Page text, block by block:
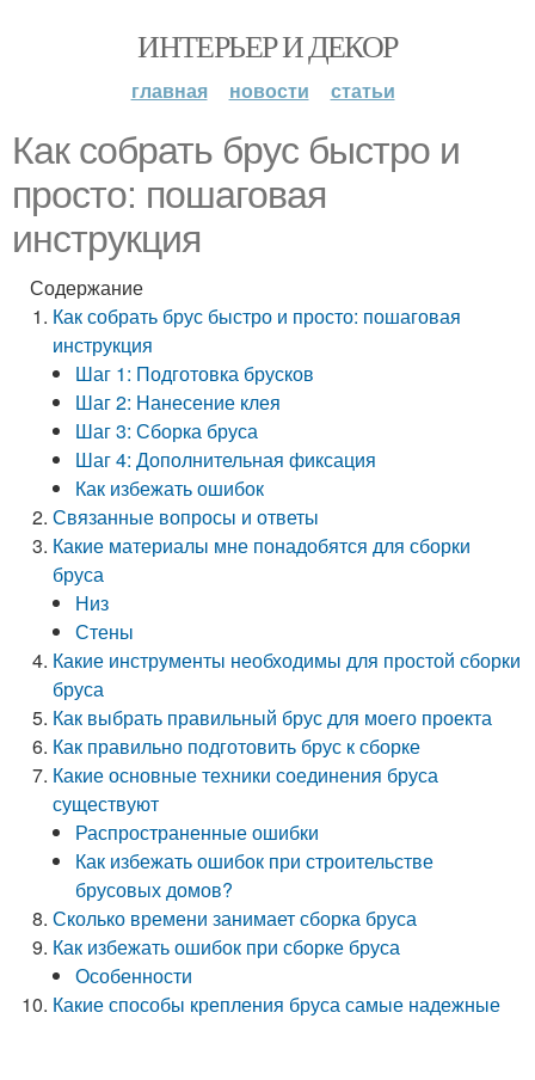
ИНТЕРЬЕР И ДЕКОР
главная новости статьи
Как собрать брус быстро и
просто: пошаговая
инструкция
Содержание
Как собрать брус быстро и просто: пошаговая
инструкция
Шаг 1: Подготовка брусков
Шаг 2: Нанесение клея
Шаг 3: Сборка бруса
Шаг 4: Дополнительная фиксация
Как избежать ошибок
Связанные вопросы и ответы
Какие материалы мне понадобятся для сборки
бруса
Низ
Стены
Какие инструменты необходимы для простой сборки
бруса
Как выбрать правильный брус для моего проекта
Как правильно подготовить брус к сборке
Какие основные техники соединения бруса
существуют
Распространенные ошибки
Как избежать ошибок при строительстве
брусовых домов?
Сколько времени занимает сборка бруса
Как избежать ошибок при сборке бруса
Особенности
Какие способы крепления бруса самые надежные